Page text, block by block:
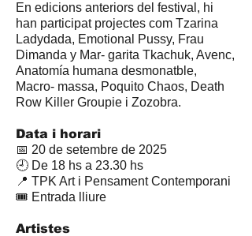
En edicions anteriors del festival, hi
han participat projectes com Tzarina
Ladydada, Emotional Pussy, Frau
Dimanda y Mar- garita Tkachuk, Avenc,
Anatomía humana desmonatble,
Macro- massa, Poquito Chaos, Death
Row Killer Groupie i Zozobra.
Data i horari
📅 20 de setembre de 2025
🕘 De 18 hs a 23.30 hs
📍 TPK Art i Pensament Contemporani
🎟️ Entrada lliure
Artistes